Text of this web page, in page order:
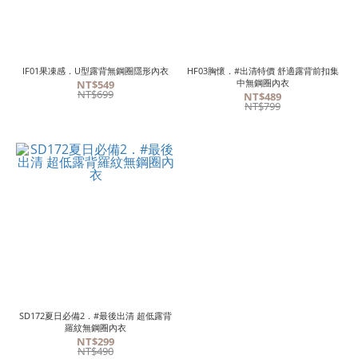
IF01果凍感．U型露背無鋼圈隱形內衣
NT$549
NT$699
HF03胸懷．#出清特價 舒適露背前扣集
中無鋼圈內衣
NT$489
NT$799
SD172夏日必備2．#最後出清 超低露背
羅紋無鋼圈內衣
NT$299
NT$490